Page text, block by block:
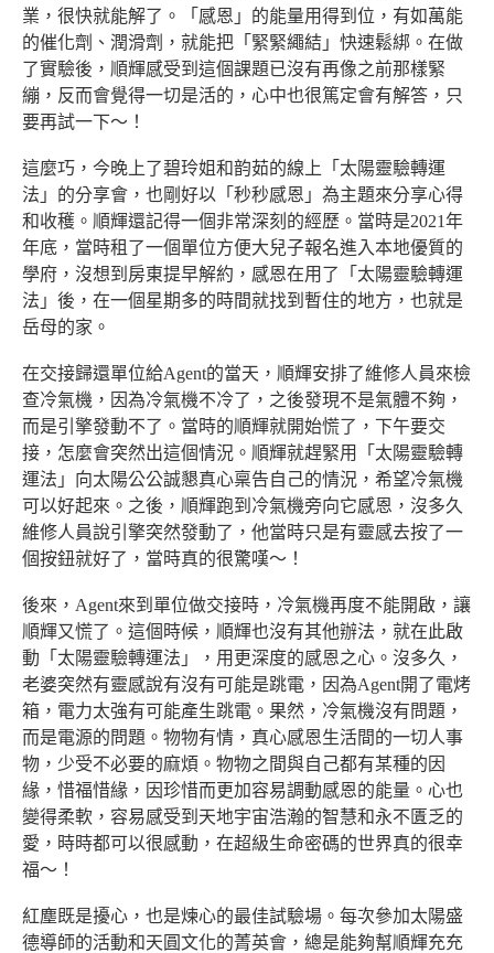
業，很快就能解了。「感恩」的能量用得到位，有如萬能
的催化劑、潤滑劑，就能把「緊緊繩結」快速鬆綁。在做
了實驗後，順輝感受到這個課題已沒有再像之前那樣緊
繃，反而會覺得一切是活的，心中也很篤定會有解答，只
要再試一下～！
這麼巧，今晚上了碧玲姐和韵茹的線上「太陽靈驗轉運
法」的分享會，也剛好以「秒秒感恩」為主題來分享心得
和收穫。順輝還記得一個非常深刻的經歷。當時是2021年
年底，當時租了一個單位方便大兒子報名進入本地優質的
學府，沒想到房東提早解約，感恩在用了「太陽靈驗轉運
法」後，在一個星期多的時間就找到暫住的地方，也就是
岳母的家。
在交接歸還單位給Agent的當天，順輝安排了維修人員來檢
查冷氣機，因為冷氣機不冷了，之後發現不是氣體不夠，
而是引擎發動不了。當時的順輝就開始慌了，下午要交
接，怎麼會突然出這個情況。順輝就趕緊用「太陽靈驗轉
運法」向太陽公公誠懇真心稟告自己的情況，希望冷氣機
可以好起來。之後，順輝跑到冷氣機旁向它感恩，沒多久
維修人員說引擎突然發動了，他當時只是有靈感去按了一
個按鈕就好了，當時真的很驚嘆～！
後來，Agent來到單位做交接時，冷氣機再度不能開啟，讓
順輝又慌了。這個時候，順輝也沒有其他辦法，就在此啟
動「太陽靈驗轉運法」，用更深度的感恩之心。沒多久，
老婆突然有靈感說有沒有可能是跳電，因為Agent開了電烤
箱，電力太強有可能產生跳電。果然，冷氣機沒有問題，
而是電源的問題。物物有情，真心感恩生活間的一切人事
物，少受不必要的麻煩。物物之間與自己都有某種的因
緣，惜福惜緣，因珍惜而更加容易調動感恩的能量。心也
變得柔軟，容易感受到天地宇宙浩瀚的智慧和永不匱乏的
愛，時時都可以很感動，在超級生命密碼的世界真的很幸
福～！
紅塵既是擾心，也是煉心的最佳試驗場。每次參加太陽盛
德導師的活動和天圓文化的菁英會，總是能夠幫順輝充充